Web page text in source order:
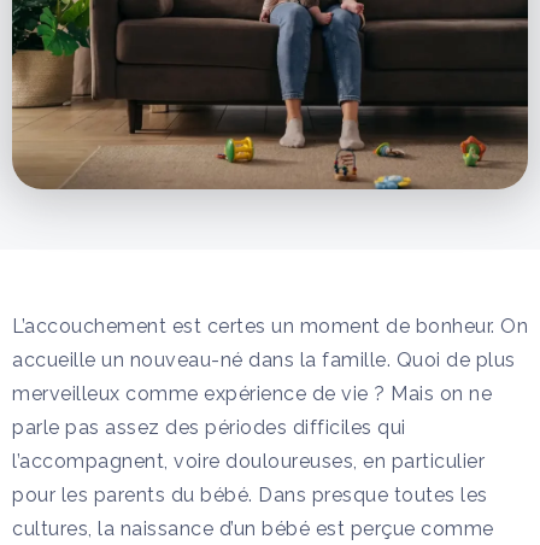
L’accouchement est certes un moment de bonheur. On
accueille un nouveau-né dans la famille. Quoi de plus
merveilleux comme expérience de vie ? Mais on ne
parle pas assez des périodes difficiles qui
l’accompagnent, voire douloureuses, en particulier
pour les parents du bébé. Dans presque toutes les
cultures, la naissance d’un bébé est perçue comme